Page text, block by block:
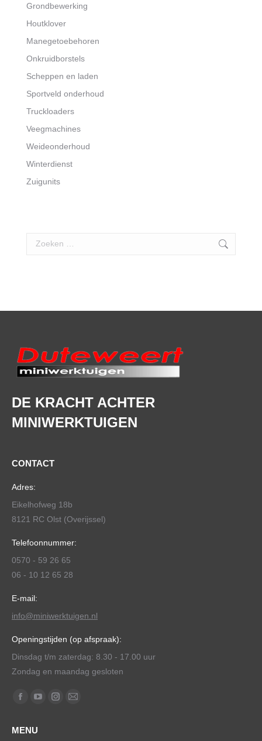
Grondbewerking
Houtklover
Manegetoebehoren
Onkruidborstels
Scheppen en laden
Sportveld onderhoud
Truckloaders
Veegmachines
Weideonderhoud
Winterdienst
Zuigunits
Search:
DE KRACHT ACHTER
MINIWERKTUIGEN
CONTACT
Adres:
Eikelhofweg 18b
8121 RC Olst (Overijssel)
Telefoonnummer:
0570 - 59 26 65
06 - 10 12 65 28
E-mail:
info@miniwerktuigen.nl
Openingstijden (op afspraak):
Dinsdag t/m zaterdag: 8.30 - 17.00 uur
Zondag en maandag gesloten
Vind ons op:
Facebook
opens
YouTube
opens
Instagram
Mail
MENU